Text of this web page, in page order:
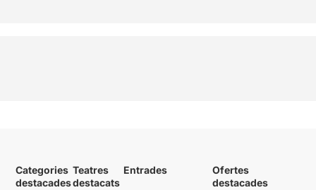
Categories
destacades
Teatres
destacats
Entrades
Ofertes
destacades